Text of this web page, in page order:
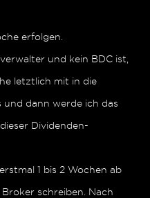
erfolgen.
und kein BDC ist,
letztlich mit in die
dann werde ich das
Dividenden-
1 bis 2 Wochen ab
schreiben. Nach